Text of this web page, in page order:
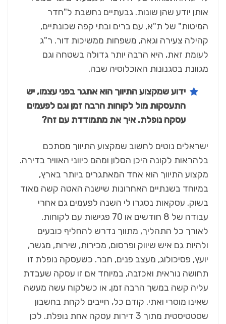
אותן יודע שהן שונות. גבעתיים נחשבת ל"חדר
המיטות" של ת"א, עם ברים ובתי קפה שכונתיים,
קהילה צעירה וגאה, משפחות ממשיכות דור. ר"ג
לעומת זאת, היא הרבה יותר גדולה בשטחה וגם
מגוונת בסגנונות האוכלוסיה שבה.
ידוע שמקצוע התיווך הוא אתגר בפני עצמו, יש
התעסקות מול לקוחות הרבה זמן וגם לפעמים
עסקה נופלת. איך את מתמודדת עם זה?
ישראלים נוטים לחשוב שמקצוע התיווך מסתכם
בלהראות לקונה היכן הסלון ומהם כיווני האוויר בדירה.
מקצוע התיווך הוא אחד המאתגרים ביותר בארץ,
במיוחד בשנתיים האחרונות שישנה האטה קשה מאוד
בשוק. עסקאות נסגרו לי השנה לפעמים גם אחרי
עבודה של 8 חודשים או 70 פגישות עם לקוחות.
לאורך כל התהליך, מתווך נדרש להחליף כובעים
ולהיות גם איש שיווק ופרסום, מכירות, שירות, מגשר,
יועץ, פסיכולוג, מעצב פנים, חבר. כשעסקה נופלת זו
תחושה נוראית ואכזבה, במיוחד אם זו עסקה שעבדת
עליה קשה במשך הרבה זמן, או כשלקוח עשה מעשה
שאינו מוסרי ואתי. קודם כל, חייבים לקחת בחשבון
שסטטיסטית מתוך 3 דירות עסקה אחת נופלת. לכן